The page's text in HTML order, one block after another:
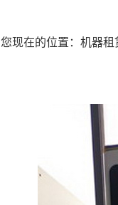
您现在的位置： 机器租